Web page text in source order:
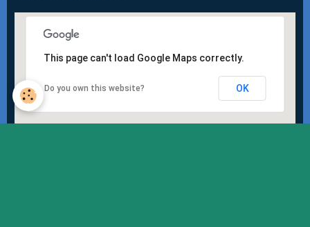
This page can't load Google Maps correctly.
Do you own this website? OK